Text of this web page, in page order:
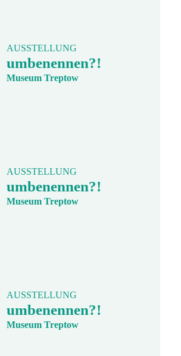
AUSSTELLUNG
umbenennen?!
Museum Treptow
AUSSTELLUNG
umbenennen?!
Museum Treptow
AUSSTELLUNG
umbenennen?!
Museum Treptow